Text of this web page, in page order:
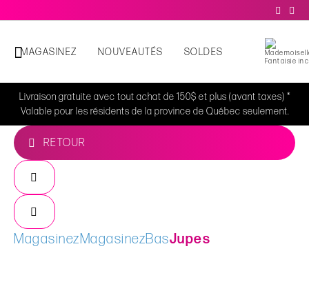
MAGASINEZ NOUVEAUTÉS SOLDES
Livraison gratuite avec tout achat de 150$ et plus (avant taxes) *
Valable pour les résidents de la province de Québec seulement.
RETOUR
MagasinezMagasinezBasJupes